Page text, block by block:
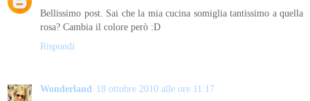
Bellissimo post. Sai che la mia cucina somiglia tantissimo a quella
rosa? Cambia il colore però :D
Rispondi
Wonderland 18 ottobre 2010 alle ore 11:17